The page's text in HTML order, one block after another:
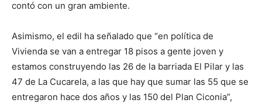
contó con un gran ambiente.
Asimismo, el edil ha señalado que “en política de
Vivienda se van a entregar 18 pisos a gente joven y
estamos construyendo las 26 de la barriada El Pilar y las
47 de La Cucarela, a las que hay que sumar las 55 que se
entregaron hace dos años y las 150 del Plan Ciconia”,